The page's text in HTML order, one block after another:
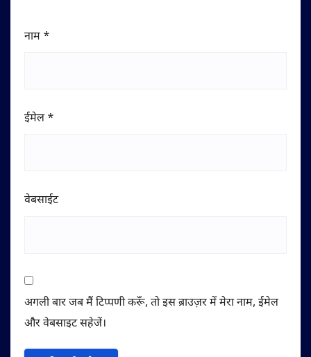
नाम *
ईमेल *
वेबसाईट
अगली बार जब मैं टिप्पणी करूँ, तो इस ब्राउज़र में मेरा नाम, ईमेल
और वेबसाइट सहेजें।